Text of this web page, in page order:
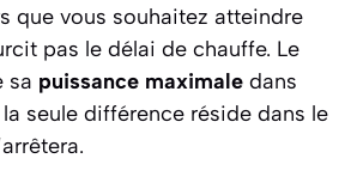
que vous souhaitez atteindre
pas le délai de chauffe. Le
sa puissance maximale dans
seule différence réside dans le